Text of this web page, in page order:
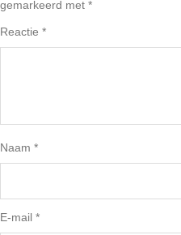
gemarkeerd met *
Reactie *
Naam *
E-mail *